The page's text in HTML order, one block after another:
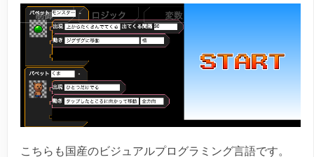
こちらも国産のビジュアルプログラミング言語です。